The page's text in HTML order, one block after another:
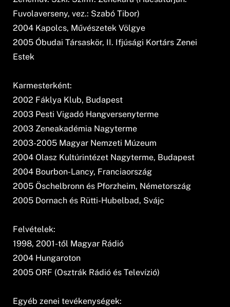
Fuvolaverseny, vez.: Szabó Tibor)
2004 Kapolcs, Művészetek Völgye
2005 Óbudai Társaskör, II. Ifjúsági Kortárs Zenei
Estek
Karmesterként:
2002 Fáklya Klub, Budapest
2003 Pesti Vigadó Hangversenyterme
2003 Zeneakadémia Nagyterme
2003-2005 Magyar Nemzeti Múzeum
2004 Olasz Kultúrintézet Nagyterme, Budapest
2004 Bourbon-Lancy, Franciaország
2005 Öschelbronn és Pforzheim, Németország
2005 Dornach és Rütti-Hubelbad, Svájc
Felvételek:
1998, 2001-től Magyar Rádió
2004 Hungaroton
2005 ORF (Osztrák Rádió és Televízió)
Egyéb zenei tevékenységek: